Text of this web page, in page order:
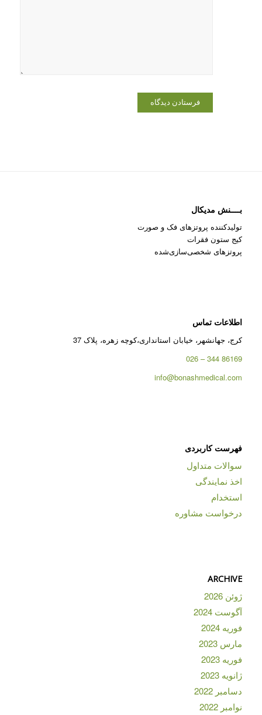
بــــنش مدیکال
تولیدکننده پروتزهای فک و صورت
کیج ستون فقرات
پروتزهای شخصی‌سازی‌شده
اطلاعات تماس
کرج، جهانشهر، خیابان استانداری،کوچه زهره، پلاک 37
86169 344 – 026
info@bonashmedical.com
فهرست کاربردی
سوالات متداول
اخذ نمایندگی
استخدام
درخواست مشاوره
ARCHIVE
ژوئن 2026
آگوست 2024
فوریه 2024
مارس 2023
فوریه 2023
ژانویه 2023
دسامبر 2022
نوامبر 2022